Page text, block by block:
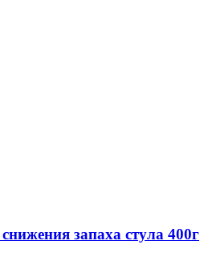
запаха стула 400г